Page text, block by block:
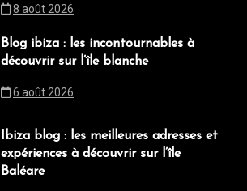
8 août 2026
Blog ibiza : les incontournables à
découvrir sur l’île blanche
6 août 2026
Ibiza blog : les meilleures adresses et
expériences à découvrir sur l’île
Baléare